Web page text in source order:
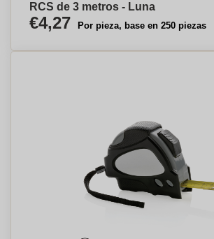
RCS de 3 metros - Luna
€4,27 Por pieza, base en 250 piezas